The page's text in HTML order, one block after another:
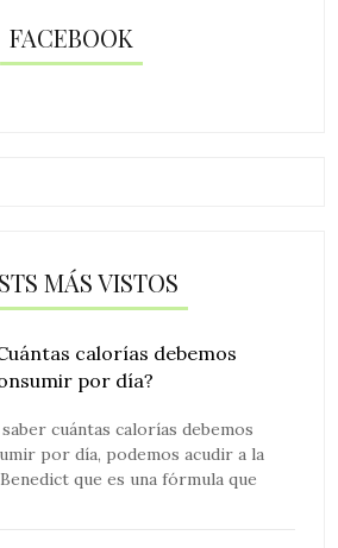
FACEBOOK
MÁS VISTOS
calorías debemos
por día?
cuántas calorías debemos
por día, podemos acudir a la
que es una fórmula que